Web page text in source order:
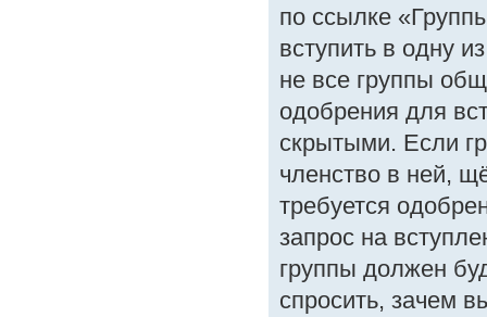
по ссылке
вступить в одну
не все группы
одобрения для
скрытыми. Если
членство в ней,
требуется
запрос на
группы должен
спросить, зачем